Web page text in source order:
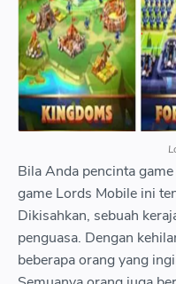
h478 rw 6 png title
class tr caption style
Forge of Empires span
small font weight normal
satunya game kerajaan
sebagai pimpinan
7 Grow Empire Rome
8 Rise of Empires Ice
Bila Anda pencinta
game Lords Mobile ini
Dikisahkan, sebuah
penguasa. Dengan
beberapa orang yang